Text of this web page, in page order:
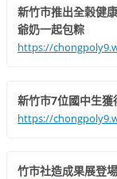
新竹市推出全榖健
爺奶一起包粽
https://
新竹市7位國中生
https://
竹市社造成果展登